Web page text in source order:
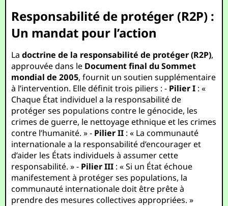
Responsabilité de protéger (R2P) :
Un mandat pour l’action
Ladoctrine de la responsabilité de protéger (R2P),
approuvée dans le Document final du Sommet
mondial de 2005, fournit un soutien supplémentaire
à l’intervention. Elle définit trois piliers : - Pilier I : «
Chaque État individuel a la responsabilité de
protéger ses populations contre le génocide, les
crimes de guerre, le nettoyage ethnique et les crimes
contre l’humanité. » - Pilier II : « La communauté
internationale a la responsabilité d’encourager et
d’aider les États individuels à assumer cette
responsabilité. » - Pilier III : « Si un État échoue
manifestement à protéger ses populations, la
communauté internationale doit être prête à
prendre des mesures collectives appropriées. »